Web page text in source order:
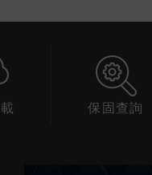
保固查詢